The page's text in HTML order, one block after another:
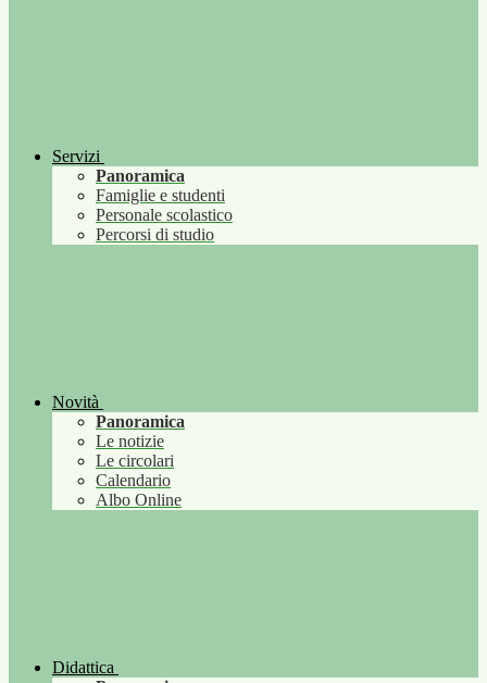
Servizi
Panoramica
Famiglie e studenti
Personale scolastico
Percorsi di studio
Novità
Panoramica
Le notizie
Le circolari
Calendario
Albo Online
Didattica